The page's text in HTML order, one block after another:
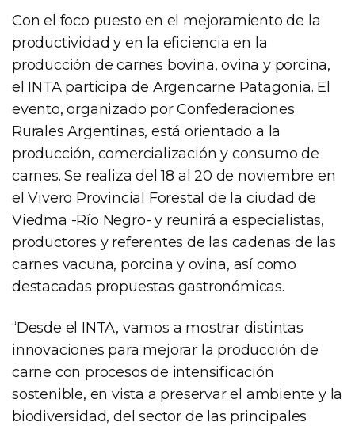
Con el foco puesto en el mejoramiento de la
productividad y en la eficiencia en la
producción de carnes bovina, ovina y porcina,
el INTA participa de Argencarne Patagonia. El
evento, organizado por Confederaciones
Rurales Argentinas, está orientado a la
producción, comercialización y consumo de
carnes. Se realiza del 18 al 20 de noviembre en
el Vivero Provincial Forestal de la ciudad de
Viedma -Río Negro- y reunirá a especialistas,
productores y referentes de las cadenas de las
carnes vacuna, porcina y ovina, así como
destacadas propuestas gastronómicas.
“Desde el INTA, vamos a mostrar distintas
innovaciones para mejorar la producción de
carne con procesos de intensificación
sostenible, en vista a preservar el ambiente y la
biodiversidad, del sector de las principales